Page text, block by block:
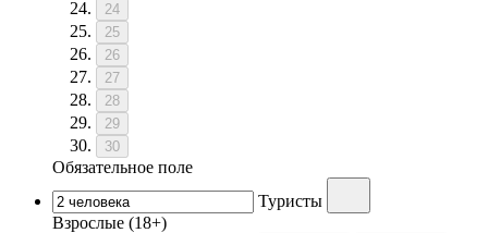
24
25
26
27
28
29
30
Обязательное поле
Туристы
Взрослые (18+)